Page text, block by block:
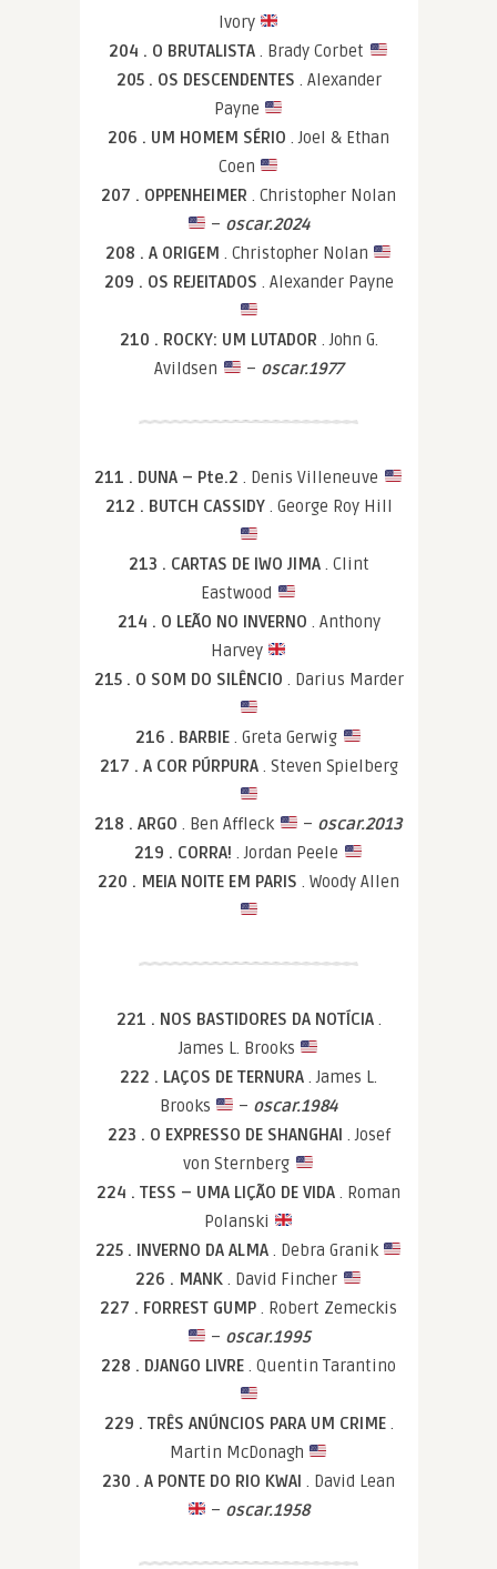
Ivory
204 . O BRUTALISTA. Brady Corbet
205 . OS DESCENDENTES . Alexander
Payne
206 . UM HOMEM SÉRIO . Joel & Ethan
Coen
207 . OPPENHEIMER . Christopher Nolan
– oscar.2024
208 . A ORIGEM . Christopher Nolan
209 . OS REJEITADOS . Alexander Payne
210 . ROCKY: UM LUTADOR . John G.
Avildsen
– oscar.1977
211 . DUNA – Pte.2. Denis Villeneuve
212 . BUTCH CASSIDY . George Roy Hill
213 . CARTAS DE IWO JIMA . Clint
Eastwood
214 . O LEÃO NO INVERNO . Anthony
Harvey
215 . O SOM DO SILÊNCIO . Darius Marder
216 . BARBIE. Greta Gerwig
217 . A COR PÚRPURA . Steven Spielberg
218 . ARGO. Ben Affleck – oscar.2013
219 . CORRA!. Jordan Peele
220 . MEIA NOITE EM PARIS . Woody Allen
221 . NOS BASTIDORES DA NOTÍCIA .
James L. Brooks
222 . LAÇOS DE TERNURA . James L.
Brooks
– oscar.1984
223 . O EXPRESSO DE SHANGHAI . Josef
von Sternberg
224 . TESS – UMA LIÇÃO DE VIDA . Roman
Polanski
225 . INVERNO DA ALMA . Debra Granik
226 . MANK. David Fincher
227 . FORREST GUMP . Robert Zemeckis
– oscar.1995
228 . DJANGO LIVRE . Quentin Tarantino
229 . TRÊS ANÚNCIOS PARA UM CRIME .
Martin McDonagh
230 . A PONTE DO RIO KWAI . David Lean
– oscar.1958